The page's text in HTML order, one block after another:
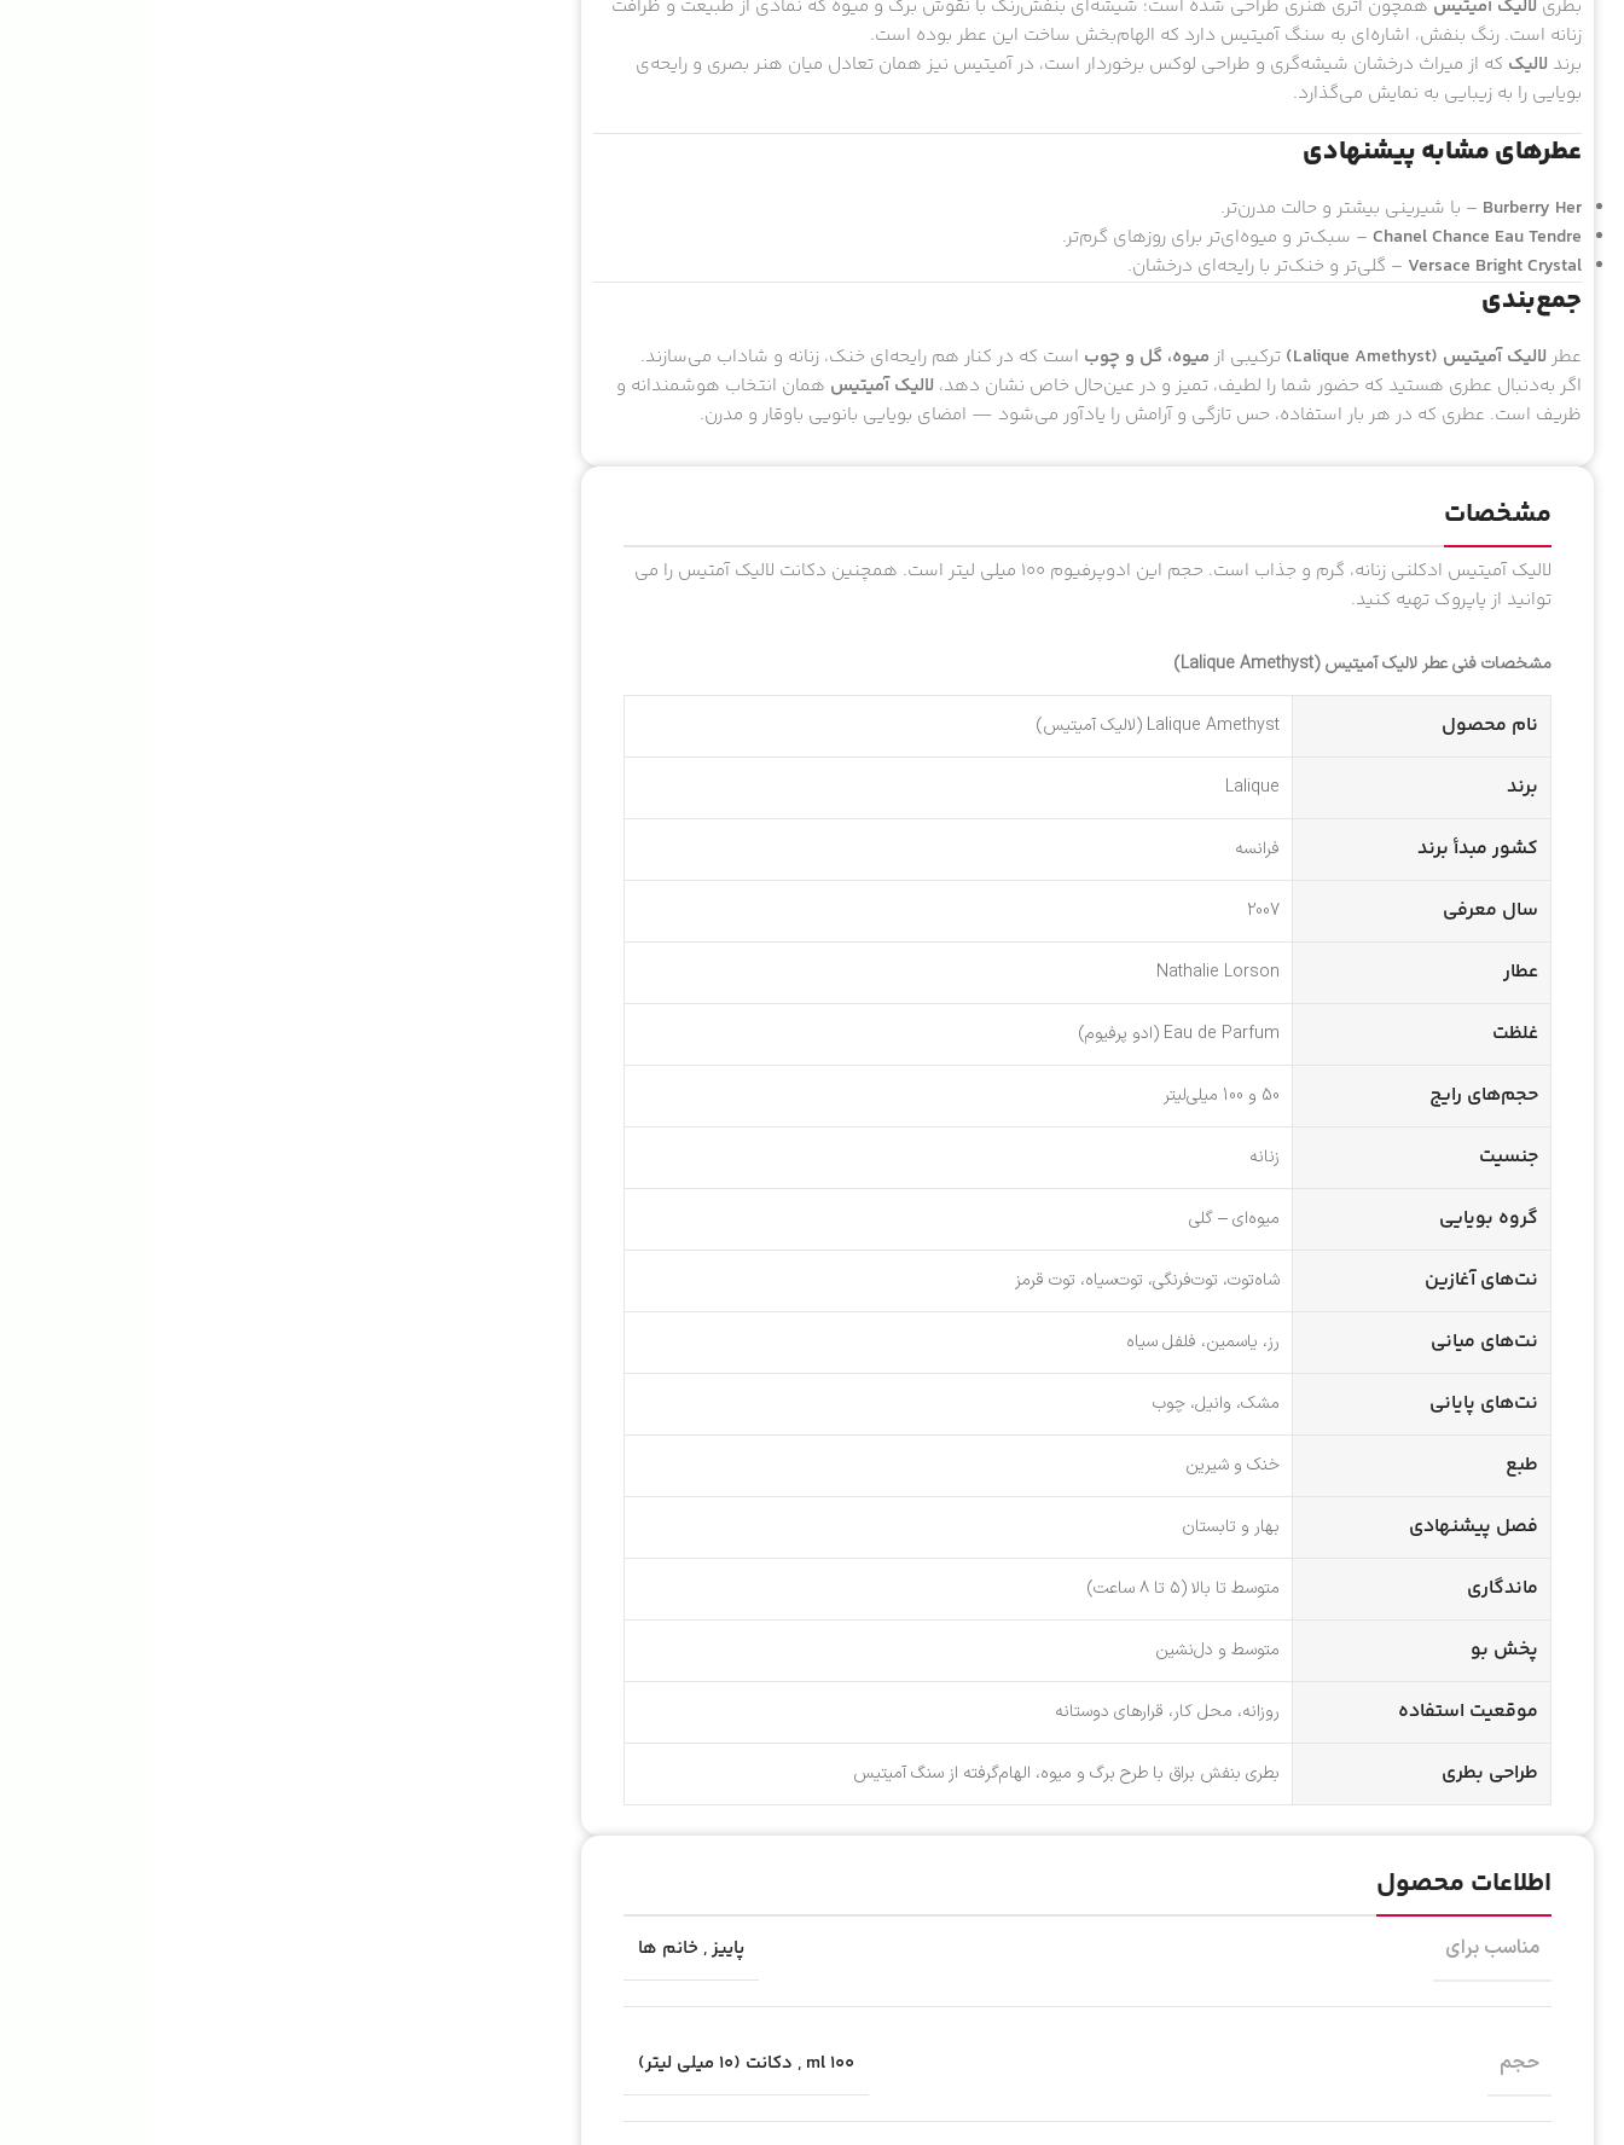
بطری لالیک آمیتیس همچون اثری هنری طراحی شده است؛ شیشه‌ای بنفش‌رنگ با نقوش برگ و میوه که نمادی از طبیعت و ظرافت
زنانه است. رنگ بنفش، اشاره‌ای به سنگ آمیتیس دارد که الهام‌بخش ساخت این عطر بوده است.
برند لالیک که از میراث درخشان شیشه‌گری و طراحی لوکس برخوردار است، در آمیتیس نیز همان تعادل میان هنر بصری و رایحه‌ی
بویایی را به زیبایی به نمایش می‌گذارد.
عطرهای مشابه پیشنهادی
Burberry Her – با شیرینی بیشتر و حالت مدرن‌تر.
Chanel Chance Eau Tendre – سبک‌تر و میوه‌ای‌تر برای روزهای گرم‌تر.
Versace Bright Crystal – گلی‌تر و خنک‌تر با رایحه‌ای درخشان.
جمع‌بندی
عطر لالیک آمیتیس (Lalique Amethyst) ترکیبی از میوه، گل و چوب است که در کنار هم رایحه‌ای خنک، زنانه و شاداب می‌سازند.
اگر به‌دنبال عطری هستید که حضور شما را لطیف، تمیز و در عین‌حال خاص نشان دهد، لالیک آمیتیس همان انتخاب هوشمندانه و
ظریف است. عطری که در هر بار استفاده، حس تازگی و آرامش را یادآور می‌شود — امضای بویایی بانویی باوقار و مدرن.
مشخصات
لالیک آمیتیس ادکلنی زنانه، گرم و جذاب است. حجم این ادوپرفیوم ۱۰۰ میلی لیتر است. همچنین دکانت لالیک آمتیس را می
توانید از پاپروک تهیه کنید.
مشخصات فنی عطر لالیک آمیتیس (Lalique Amethyst)
نام محصول Lalique Amethyst (لالیک آمیتیس)
برند Lalique
کشور مبدأ برند فرانسه
سال معرفی 2007
عطار Nathalie Lorson
غلظت Eau de Parfum (ادو پرفیوم)
حجم‌های رایج 50 و 100 میلی‌لیتر
جنسیت زنانه
گروه بویایی میوه‌ای – گلی
نت‌های آغازین شاه‌توت، توت‌فرنگی، توت‌سیاه، توت قرمز
نت‌های میانی رز، یاسمین، فلفل سیاه
نت‌های پایانی مشک، وانیل، چوب
طبع خنک و شیرین
فصل پیشنهادی بهار و تابستان
ماندگاری متوسط تا بالا (۵ تا ۸ ساعت)
پخش بو متوسط و دل‌نشین
موقعیت استفاده روزانه، محل کار، قرارهای دوستانه
طراحی بطری بطری بنفش براق با طرح برگ و میوه، الهام‌گرفته از سنگ آمیتیس
اطلاعات محصول
مناسب برای پاییز, خانم ها
حجم 100 ml
, دکانت (10 میلی لیتر)